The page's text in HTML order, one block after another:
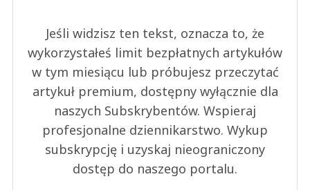
Jeśli widzisz ten tekst, oznacza to, że
wykorzystałeś limit bezpłatnych artykułów
w tym miesiącu lub próbujesz przeczytać
artykuł premium, dostępny wyłącznie dla
naszych Subskrybentów. Wspieraj
profesjonalne dziennikarstwo. Wykup
subskrypcję i uzyskaj nieograniczony
dostęp do naszego portalu.